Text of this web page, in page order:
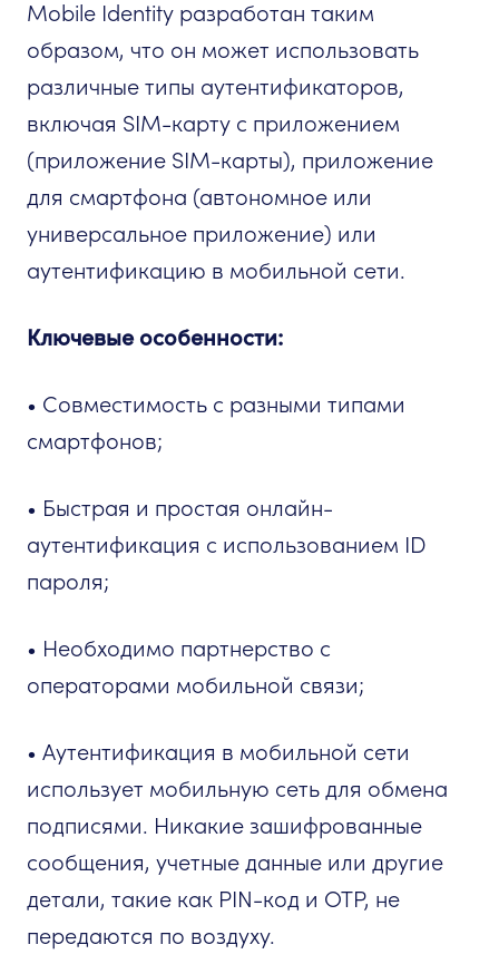
Mobile Identity разработан таким
образом, что он может использовать
различные типы аутентификаторов,
включая SIM-карту с приложением
(приложение SIM-карты), приложение
для смартфона (автономное или
универсальное приложение) или
аутентификацию в мобильной сети.
Ключевые особенности:
• Совместимость с разными типами
смартфонов;
• Быстрая и простая онлайн-
аутентификация с использованием ID
пароля;
• Необходимо партнерство с
операторами мобильной связи;
• Аутентификация в мобильной сети
использует мобильную сеть для обмена
подписями. Никакие зашифрованные
сообщения, учетные данные или другие
детали, такие как PIN-код и OTP, не
передаются по воздуху.